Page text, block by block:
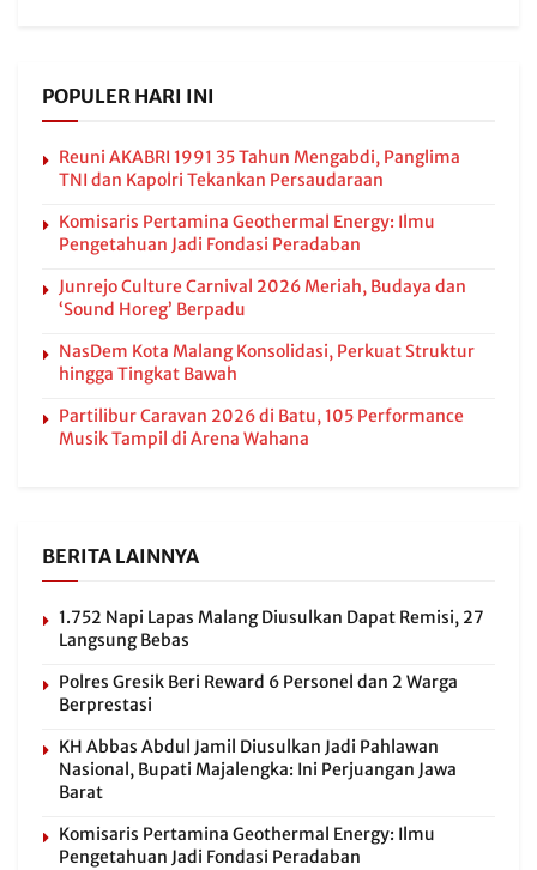
POPULER HARI INI
Reuni AKABRI 1991 35 Tahun Mengabdi, Panglima
TNI dan Kapolri Tekankan Persaudaraan
Komisaris Pertamina Geothermal Energy: Ilmu
Pengetahuan Jadi Fondasi Peradaban
Junrejo Culture Carnival 2026 Meriah, Budaya dan
‘Sound Horeg’ Berpadu
NasDem Kota Malang Konsolidasi, Perkuat Struktur
hingga Tingkat Bawah
Partilibur Caravan 2026 di Batu, 105 Performance
Musik Tampil di Arena Wahana
BERITA LAINNYA
1.752 Napi Lapas Malang Diusulkan Dapat Remisi, 27
Langsung Bebas
Polres Gresik Beri Reward 6 Personel dan 2 Warga
Berprestasi
KH Abbas Abdul Jamil Diusulkan Jadi Pahlawan
Nasional, Bupati Majalengka: Ini Perjuangan Jawa
Barat
Komisaris Pertamina Geothermal Energy: Ilmu
Pengetahuan Jadi Fondasi Peradaban